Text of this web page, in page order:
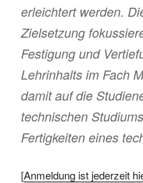
erleichtert werden.
Zielsetzung
Festigung und
Lehrinhalts im Fach
damit auf die
technischen
Fertigkeiten eines
[Anmeldung ist jederzeit